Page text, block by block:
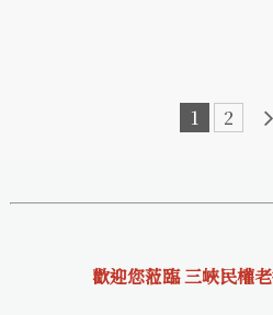
1 2
歡迎您蒞臨 三峽民權